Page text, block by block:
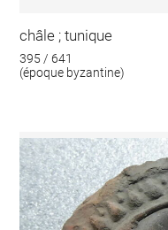
châle ; tunique
395 / 641
(époque byzantine)